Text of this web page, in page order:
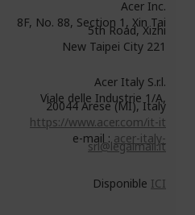
Acer Inc.
8F, No. 88, Section 1, Xin Tai
5th Road, Xizhi
New Taipei City 221
Acer Italy S.r.l.
Viale delle Industrie 1/A,
20044 Arese (MI), Italy
https://www.acer.com/it-it
e-mail :acer-italy-
srl@legalmail.it
Disponible ICI